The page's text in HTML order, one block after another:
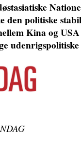
politiske
Kina og
udenrigspolitiske